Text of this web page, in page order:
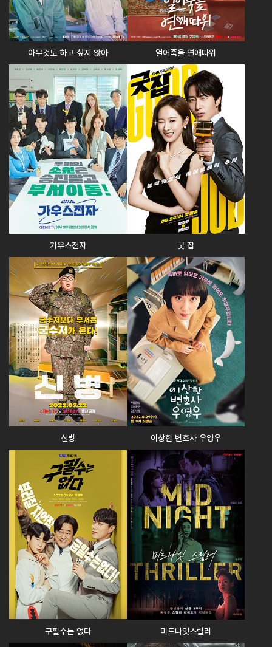
아무것도 하고 싶지 않아 얼어죽을 연애따위
가우스전자 굿 잡
신병 이상한 변호사 우영우
구필수는 없다 미드나잇스릴러